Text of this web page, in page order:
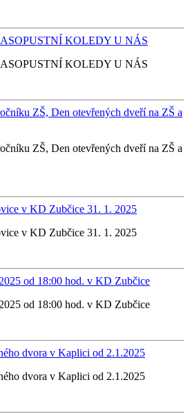
KOLEDY U NÁS
KOLEDY U NÁS
ZŠ, Den otevřených dveří na ZŠ a
ZŠ, Den otevřených dveří na ZŠ a
v KD Zubčice 31. 1. 2025
v KD Zubčice 31. 1. 2025
od 18:00 hod. v KD Zubčice
od 18:00 hod. v KD Zubčice
dvora v Kaplici od 2.1.2025
dvora v Kaplici od 2.1.2025